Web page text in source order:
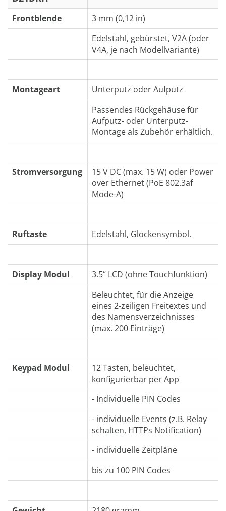
Frontblende
3 mm (0,12 in)
Edelstahl, gebürstet, V2A (oder
V4A, je nach Modellvariante)
Montageart
Unterputz oder Aufputz
Passendes Rückgehäuse für
Aufputz- oder Unterputz-
Montage als Zubehör erhältlich.
Stromversorgung
15 V DC (max. 15 W) oder Power
over Ethernet (PoE 802.3af
Mode-A)
Ruftaste Edelstahl, Glockensymbol.
Display Modul
3.5“ LCD (ohne Touchfunktion)
Beleuchtet, für die Anzeige
eines 2-zeiligen Freitextes und
des Namensverzeichnisses
(max. 200 Einträge)
Keypad Modul
12 Tasten, beleuchtet,
konfigurierbar per App
- Individuelle PIN Codes
- individuelle Events (z.B. Relay
schalten, HTTPs Notification)
- individuelle Zeitpläne
bis zu 100 PIN Codes